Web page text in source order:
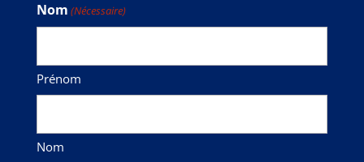
Nom (Nécessaire)
Prénom
Nom